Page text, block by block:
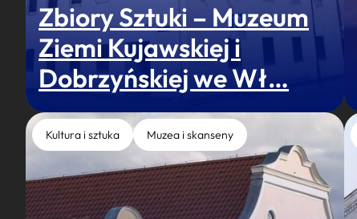
Zbiory Sztuki – Muzeum
Ziemi Kujawskiej i
Dobrzyńskiej we Wł…
Kultura i sztuka Muzea i skanseny